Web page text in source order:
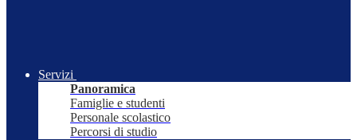
Servizi
Panoramica
Famiglie e studenti
Personale scolastico
Percorsi di studio